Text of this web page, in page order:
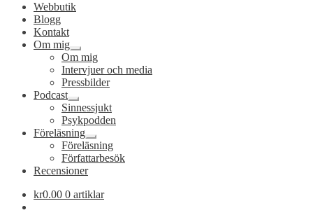
Webbutik
Blogg
Kontakt
Om mig
Expandera
undermeny
Om mig
Intervjuer och media
Pressbilder
Podcast
Expandera
undermeny
Sinnessjukt
Psykpodden
Föreläsning
Expandera
undermeny
Föreläsning
Författarbesök
Recensioner
kr0.00 0 artiklar